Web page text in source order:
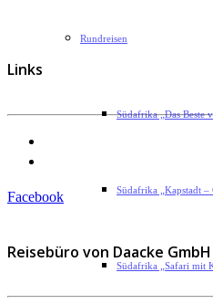
Rundreisen
Südafrika „Das Beste
Südafrika „Kapstadt –
Südafrika „Safari mit
Links
Facebook
Reisebüro von Daacke